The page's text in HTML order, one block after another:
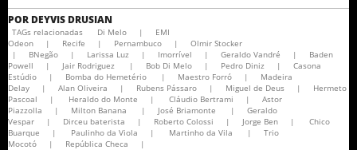
POR DEYVIS DRUSIAN
TAGs relacionadas Di Melo |
EMI
Odeon
| Recife | Pernambuco |
Olmir Stocker
|
BNegão | Larissa Luz | Imorrível | Geraldo Vandré |
Baden
Powell
| Jair Rodriguez | Bob Di Melo | Pedro Diniz |
Casona
Estúdio
| Bomba do Hemetério | Maestro Forró |
Madeira
Delay
| Alan Oliveira | Rubens Pássaro | Miguel de Deus |
Hermeto
Pascoal
| Heraldo do Monte | Cláudio Bertrami |
Astor
Piazzolla
| Milton Banana | José Briamonte |
Geraldo
Vespar
| Dirceu baterista | Roberto Colossi | Jorge Ben |
Chico
Buarque
| Paulinho da Viola | Martinho da Vila |
Trio
Mocotó
| República Checa |